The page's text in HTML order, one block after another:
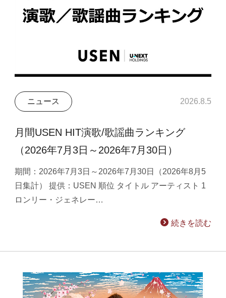
ニュース 2026.8.5
月間USEN HIT演歌/歌謡曲ランキング
（2026年7月3日～2026年7月30日）
期間：2026年7月3日～2026年7月30日（2026年8月5
日集計） 提供：USEN 順位 タイトル アーティスト 1
ロンリー・ジェネレー…
続きを読む